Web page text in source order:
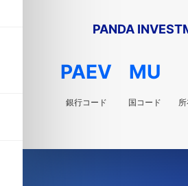
PANDA
PAEV
銀行コード
MU
国コード